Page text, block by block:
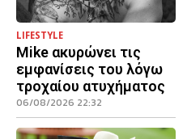
LIFESTYLE
Mike ακυρώνει τις
εμφανίσεις του λόγω
τροχαίου ατυχήματος
06/08/2026 22:32